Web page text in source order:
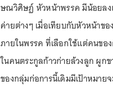
ษณวิศิษฏ์ หัวหน้าพรรค มีน้อยลง
ค่ายต่างๆ เมื่อเทียบกับหัวหน้าข
ภายในพรรค ที่เลือกใช้แต่คนขอ
ในคนตระกูลก้าวก่ายล้วงลูก ผูก
ของกลุ่มก่อการนี้เดิมมีเป้าหมาย